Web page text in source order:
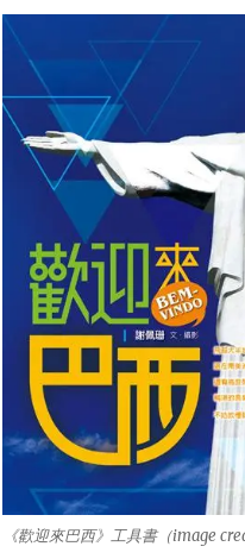
《歡迎來巴西》工具書（image